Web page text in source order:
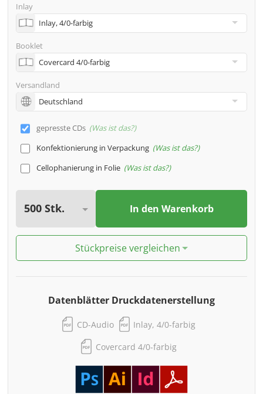
Inlay
Booklet
Versandland
gepresste CDs Was ist das?
Konfektionierung in Verpackung Was ist das?
Cellophanierung in Folie Was ist das?
In den Warenkorb
Stückpreise vergleichen
Datenblätter Druckdatenerstellung
CD-Audio Inlay, 4/0-farbig
Covercard 4/0-farbig